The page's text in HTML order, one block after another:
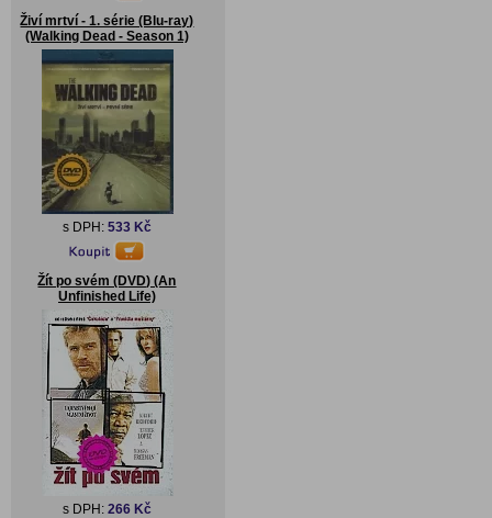
Živí mrtví - 1. série (Blu-ray)
(Walking Dead - Season 1)
s DPH: 533 Kč
Žít po svém (DVD) (An
Unfinished Life)
s DPH: 266 Kč